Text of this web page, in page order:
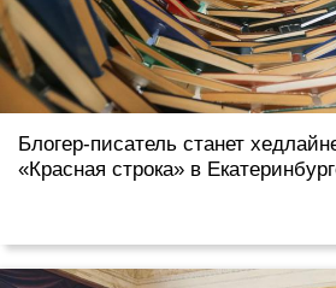
Блогер-писатель станет
«Красная строка» в